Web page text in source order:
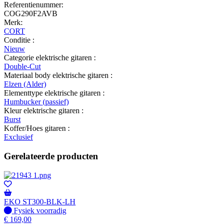
Referentienummer:
COG290F2AVB
Merk:
CORT
Conditie :
Nieuw
Categorie elektrische gitaren :
Double-Cut
Materiaal body elektrische gitaren :
Elzen (Alder)
Elementtype elektrische gitaren :
Humbucker (passief)
Kleur elektrische gitaren :
Burst
Koffer/Hoes gitaren :
Exclusief
Gerelateerde producten
EKO ST300-BLK-LH
Fysiek voorradig
Fysiek voorradig
€ 169,00